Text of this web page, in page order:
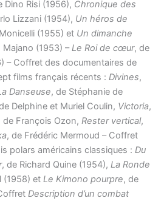
Dino Risi (1956), Chronique des
Lizzani (1954), Un héros de
(1955) et Un dimanche
Majano (1953) –Le Roi de cœur, de
– Coffret des documentaires de
films français récents : Divines,
Danseuse, de Stéphanie de
Delphine et Muriel Coulin, Victoria,
de François Ozon, Rester vertical,
, de Frédéric Mermoud – Coffret
polars américains classiques : Du
, de Richard Quine (1954), La Ronde
(1958) et Le Kimono pourpre, de
Description d’un combat